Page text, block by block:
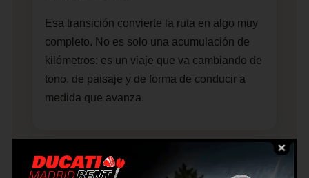
Esa transición convierte la ruta en algo muy
completo. No es solo una acumulación de
kilómetros: es un viaje que va cambiando de
tono, de paisaje y de forma de conducir a
medida que avanza.
Ideal para una gran